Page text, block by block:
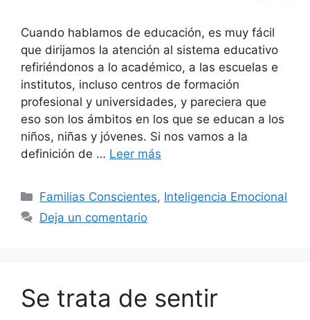
Cuando hablamos de educación, es muy fácil
que dirijamos la atención al sistema educativo
refiriéndonos a lo académico, a las escuelas e
institutos, incluso centros de formación
profesional y universidades, y pareciera que
eso son los ámbitos en los que se educan a los
niños, niñas y jóvenes. Si nos vamos a la
definición de … Leer más
Familias Conscientes, Inteligencia Emocional
Deja un comentario
Se trata de sentir